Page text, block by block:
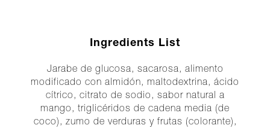
Ingredients List
Jarabe de glucosa, sacarosa, alimento
modificado con almidón, maltodextrina, ácido
cítrico, citrato de sodio, sabor natural a
mango, triglicéridos de cadena media (de
coco), zumo de verduras y frutas (colorante),